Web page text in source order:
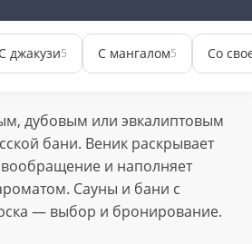
С джакузи5 С мангалом5 Со
дубовым или эвкалиптовым
бани. Веник раскрывает
и наполняет
Сауны и бани с
— выбор и бронирование.